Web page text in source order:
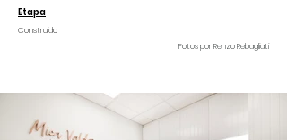
Etapa
Construido
Fotos por Renzo Rebagliati